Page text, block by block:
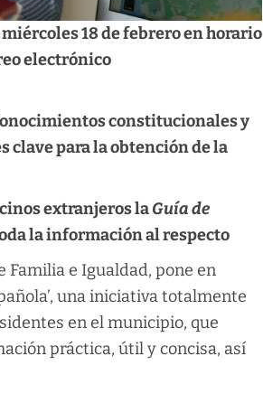
18 de febrero en horario
electrónico
constitucionales y
clave para la obtención de la
extranjeros laGuía de
la información al respecto
Familia e Igualdad, pone en
una iniciativa totalmente
en el municipio, que
práctica, útil y concisa, así